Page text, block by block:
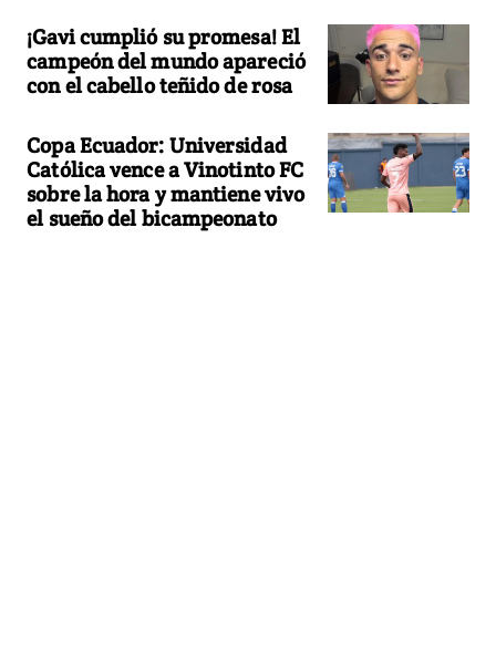
¡Gavi cumplió su promesa! El
campeón del mundo apareció
con el cabello teñido de rosa
Copa Ecuador: Universidad
Católica vence a Vinotinto FC
sobre la hora y mantiene vivo
el sueño del bicampeonato